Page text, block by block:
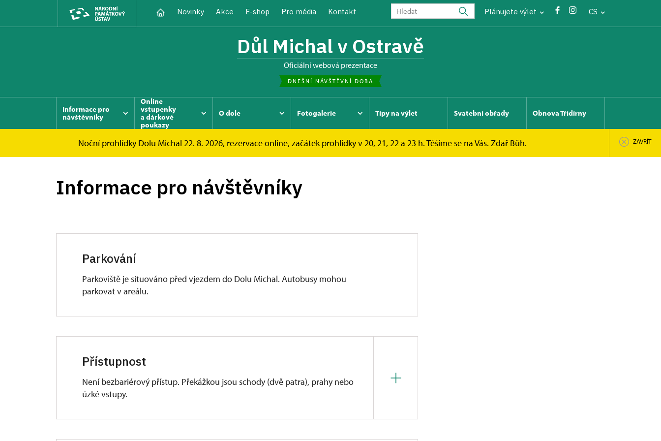
Novinky Akce E-shop Pro média Kontakt Plánujete výlet CS
Důl Michal v Ostravě
oficiální webová prezentace
DNEŠNÍ NÁVŠTĚVNÍ DOBA
Informace pro
návštěvníky
Online
vstupenky
a dárkové
poukazy
O dole Fotogalerie Tipy na výlet Svatební obřady Obnova Třídírny
Noční prohlídky Dolu Michal 22. 8. 2026, rezervace online, začátek prohlídky v 20, 21, 22 a 23 h. Těšíme se na Vás. Zdař Bůh. ZAVŘÍT
Důl Michal Informace pro návštěvníky
Informace pro návštěvníky
Parkování
Parkoviště je situováno před vjezdem do Dolu Michal. Autobusy mohou
parkovat v areálu.
Přístupnost
Není bezbariérový přístup. Překážkou jsou schody (dvě patra), prahy nebo
úzké vstupy.
a některé expozice) nebo podniknout venkovní prohlídku (prohlídka areálu Dolu Michal).